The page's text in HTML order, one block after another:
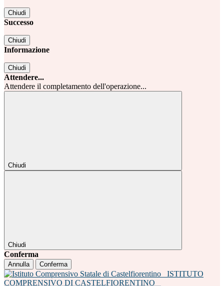
Chiudi
Successo
Chiudi
Informazione
Chiudi
Attendere...
Attendere il completamento dell'operazione...
Chiudi
Chiudi
Conferma
Annulla Conferma
ISTITUTO
COMPRENSIVO DI CASTELFIORENTINO